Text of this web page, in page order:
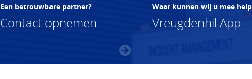
Een betrouwbare partner?
Contact opnemen
Waar kunnen wij u mee
Vreugdenhil App